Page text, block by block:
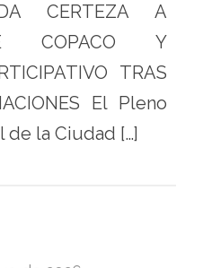
CERTEZA A
COPACO Y
TRAS
El Pleno
de la Ciudad […]